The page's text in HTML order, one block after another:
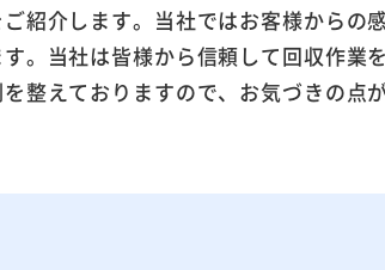
紹介します。当社ではお客様から
。当社は皆様から信頼して回収作
整えておりますので、お気づきの点